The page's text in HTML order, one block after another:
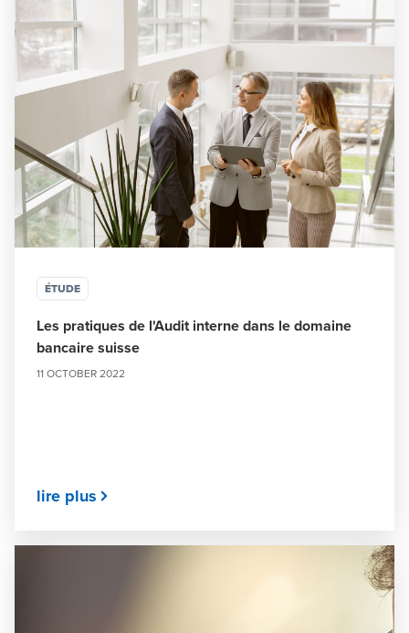
ÉTUDE
Les pratiques de l'Audit interne dans le domaine
bancaire suisse
11 OCTOBER 2022
lire plus